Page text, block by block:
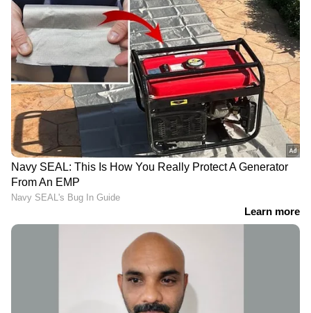
ഹൈദരാബാദിനും ഗുജറാത്തിനുമെതിരായ
അവസാന രണ്ട് കളികളില്‍ ജയിച്ചാലും മറ്റു
ടീമുകളുെ മത്സരഫലം ആശ്രയിച്ചെ പ്ലേ ഓഫ്
സാധ്യതയുള്ളു. 12 കളികളില്‍ 12 പോയിന്‍റുള്ള
ചെന്നൈ നെറ്റ് റണ്‍റേറ്റില്‍ പിന്നിലായി
രാജസ്ഥാന് പിന്നില്‍ ആറാം സ്ഥാനത്തേക്ക്
വീണു.